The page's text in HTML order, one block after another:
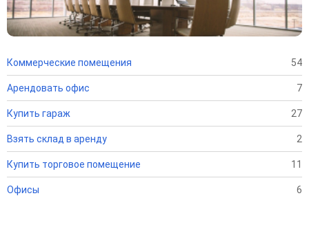
Коммерческие помещения 54
Арендовать офис 7
Купить гараж 27
Взять склад в аренду 2
Купить торговое помещение 11
Офисы 6